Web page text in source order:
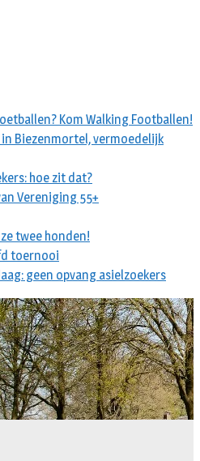
Kom Walking Footballen!
Biezenmortel, vermoedelijk
hoe zit dat?
Vereniging 55+
twee honden!
toernooi
geen opvang asielzoekers